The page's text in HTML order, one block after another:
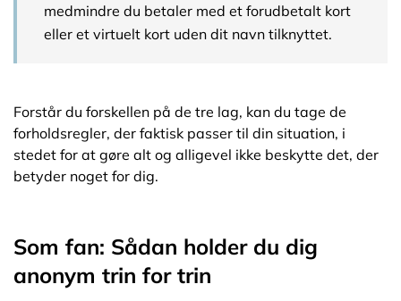
medmindre du betaler med et forudbetalt kort
eller et virtuelt kort uden dit navn tilknyttet.
Forstår du forskellen på de tre lag, kan du tage de
forholdsregler, der faktisk passer til din situation, i
stedet for at gøre alt og alligevel ikke beskytte det, der
betyder noget for dig.
Som fan: Sådan holder du dig
anonym trin for trin